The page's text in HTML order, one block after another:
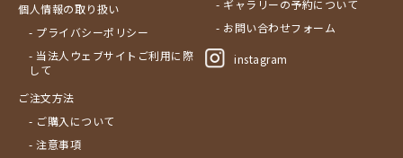
個人情報の取り扱い
- プライバシーポリシー
- 当法人ウェブサイトご利用に際
して
ご注文方法
- ご購入について
- 注意事項
- ギャラリーの予約について
- お問い合わせフォーム
instagram